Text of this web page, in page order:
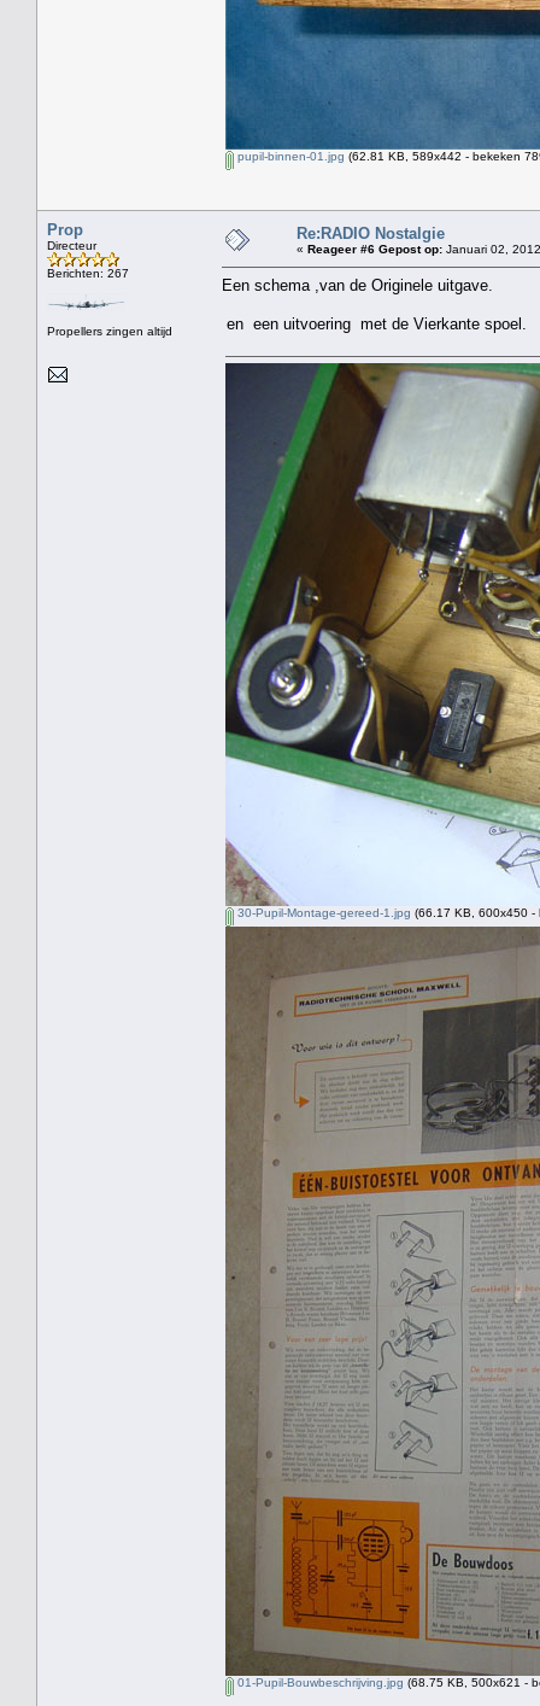
pupil-binnen-01.jpg (62.81 KB, 589x442 - bekeken
Prop
Directeur
Berichten: 267
Propellers zingen altijd
Re:RADIO Nostalgie
« Reageer #6 Gepost op: Januari 02,
Een schema ,van de Originele uitgave.
en een uitvoering met de Vierkante spoel.
30-Pupil-Montage-gereed-1.jpg (66.17 KB, 600x450 -
01-Pupil-Bouwbeschrijving.jpg (68.75 KB, 500x621 -